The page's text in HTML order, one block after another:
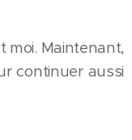
moi. Maintenant,
continuer aussi